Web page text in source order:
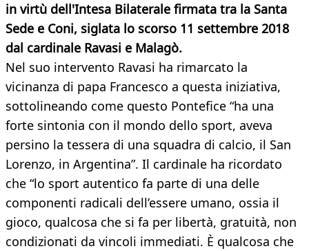
in virtù dell'Intesa Bilaterale firmata tra la Santa
Sede e Coni, siglata lo scorso 11 settembre 2018
dal cardinale Ravasi e Malagò.
Nel suo intervento Ravasi ha rimarcato la
vicinanza di papa Francesco a questa iniziativa,
sottolineando come questo Pontefice “ha una
forte sintonia con il mondo dello sport, aveva
persino la tessera di una squadra di calcio, il San
Lorenzo, in Argentina”. Il cardinale ha ricordato
che “lo sport autentico fa parte di una delle
componenti radicali dell’essere umano, ossia il
gioco, qualcosa che si fa per libertà, gratuità, non
condizionati da vincoli immediati. È qualcosa che